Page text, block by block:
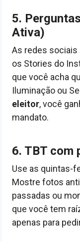
5.
Ativa)
As redes sociais
os Stories do
que você acha
Iluminação ou
eleitor, você
mandato.
6. TBT com
Use as quintas-
Mostre fotos
passadas ou
que você tem
apenas para